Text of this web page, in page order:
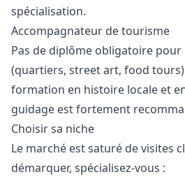
spécialisation.
Accompagnateur de tourisme
Pas de diplôme obligatoire
(quartiers, street art, food
formation en histoire locale et
guidage est fortement
Choisir sa niche
Le marché est saturé de visites
démarquer, spécialisez-vous :